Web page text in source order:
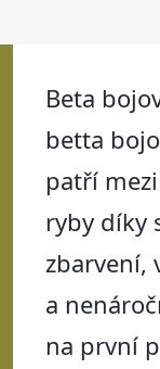
Beta
betta
patří
ryby díky
zbarvení,
a
na první